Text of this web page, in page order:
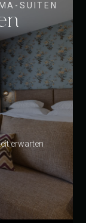
SUITEN
erwarten